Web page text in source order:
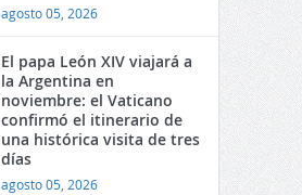
agosto 05, 2026
El papa León XIV viajará a
la Argentina en
noviembre: el Vaticano
confirmó el itinerario de
una histórica visita de tres
días
agosto 05, 2026